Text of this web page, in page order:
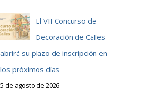
El VII Concurso de
Decoración de Calles
abrirá su plazo de inscripción en
los próximos días
5 de agosto de 2026